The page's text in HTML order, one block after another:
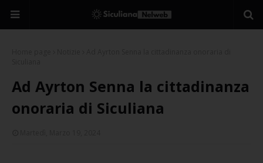
Ad Ayrton Senna la cittadinanza
onoraria di Siculiana